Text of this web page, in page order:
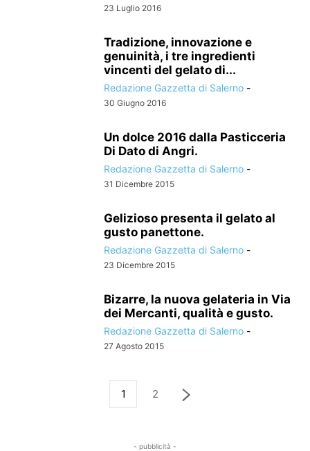
23 Luglio 2016
Tradizione, innovazione e
genuinità, i tre ingredienti
vincenti del gelato di...
Redazione Gazzetta di Salerno -
30 Giugno 2016
Un dolce 2016 dalla Pasticceria
Di Dato di Angri.
Redazione Gazzetta di Salerno -
31 Dicembre 2015
Gelizioso presenta il gelato al
gusto panettone.
Redazione Gazzetta di Salerno -
23 Dicembre 2015
Bizarre, la nuova gelateria in Via
dei Mercanti, qualità e gusto.
Redazione Gazzetta di Salerno -
27 Agosto 2015
1 2
- pubblicità -